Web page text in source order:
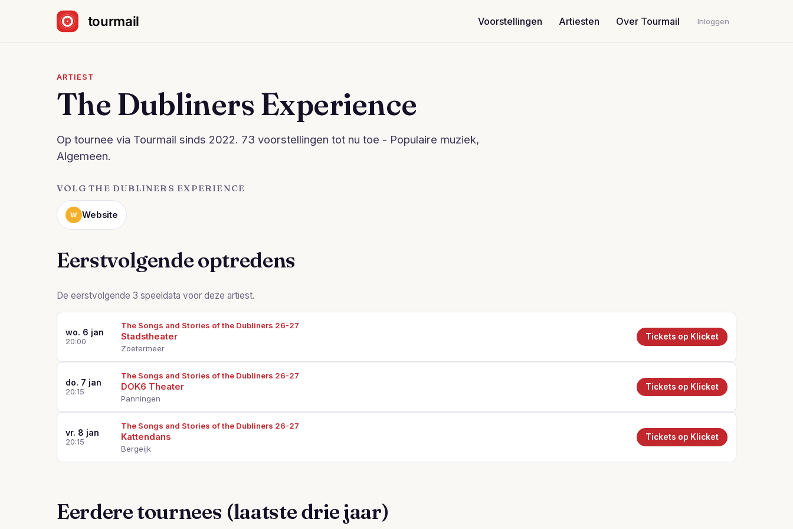
Voorstellingen
Artiesten Over Tourmail Inloggen
ARTIEST
The Dubliners Experience
Op tournee via Tourmail sinds 2022. 73 voorstellingen tot nu toe - Populaire muziek,
Algemeen.
VOLG THE DUBLINERS EXPERIENCE
W Website
Eerstvolgende optredens
De eerstvolgende 3 speeldata voor deze artiest.
wo. 6 jan
20:00
The Songs and Stories of the Dubliners 26-27
Stadstheater
Zoetermeer
Tickets op Klicket
do. 7 jan
20:15
The Songs and Stories of the Dubliners 26-27
DOK6 Theater
Panningen
Tickets op Klicket
vr. 8 jan
20:15
The Songs and Stories of the Dubliners 26-27
Kattendans
Bergeijk
Tickets op Klicket
Eerdere tournees (laatste drie jaar)